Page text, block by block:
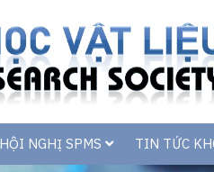
HỘI NGHỊ SPMS TIN TỨC